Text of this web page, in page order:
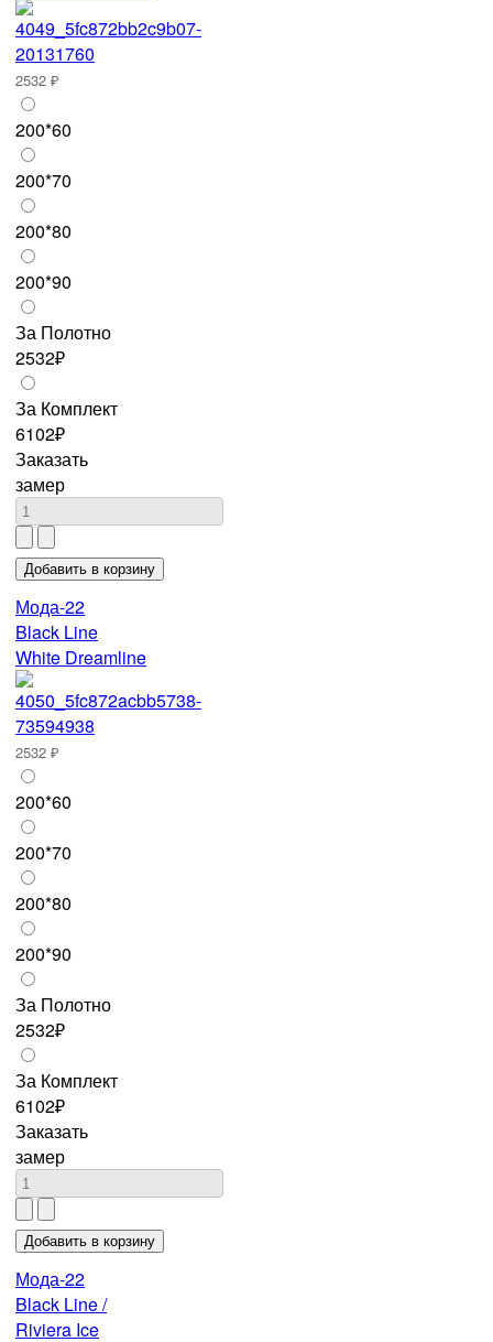
2532 ₽
200*60
200*70
200*80
200*90
За Полотно
2532₽
За Комплект
6102₽
Заказать
замер
Мода-22
Black Line
White Dreamline
2532 ₽
200*60
200*70
200*80
200*90
За Полотно
2532₽
За Комплект
6102₽
Заказать
замер
Мода-22
Black Line /
Riviera Ice